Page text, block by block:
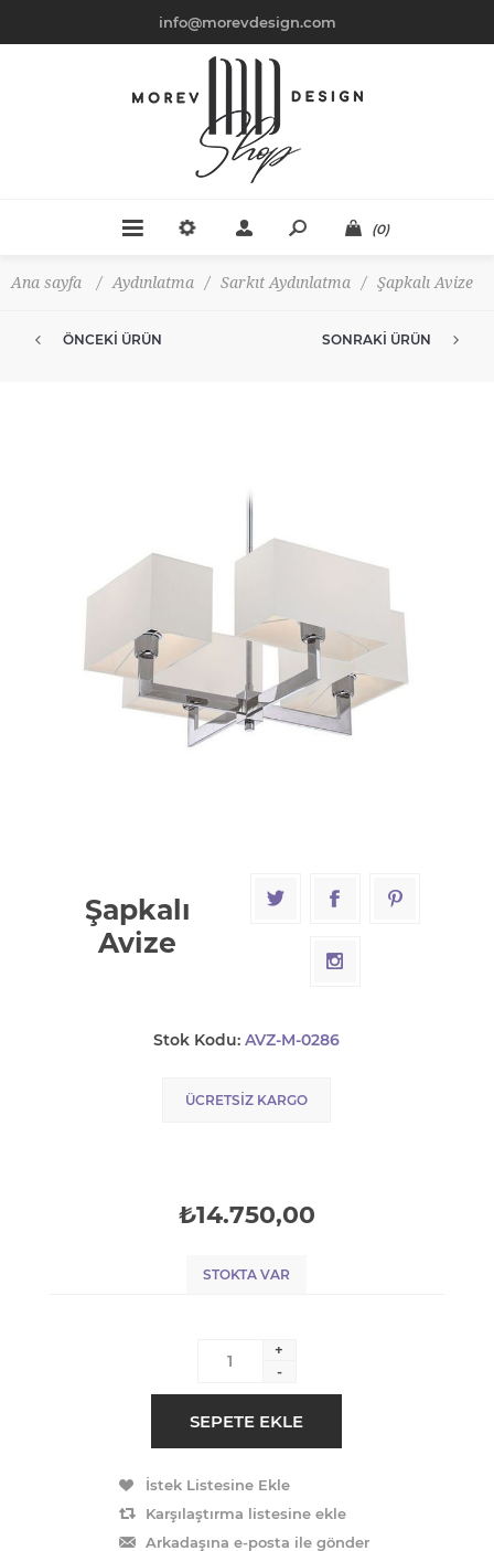
info@morevdesign.com
(0)
Ana sayfa / Aydınlatma / Sarkıt Aydınlatma / Şapkalı Avize
ÖNCEKI ÜRÜN SONRAKI ÜRÜN
Şapkalı
Avize
Stok Kodu: AVZ-M-0286
ÜCRETSIZ KARGO
₺14.750,00
STOKTA VAR
+
-